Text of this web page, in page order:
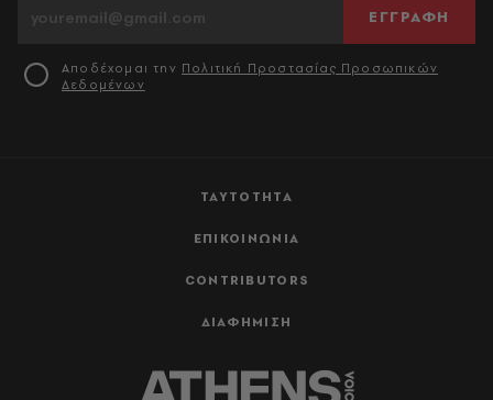
ΤΑΥΤΟΤΗΤΑ
ΕΠΙΚΟΙΝΩΝΙΑ
CONTRIBUTORS
ΔΙΑΦΗΜΙΣΗ
ΕΓΓΡΑΦΗ
Αποδέχομαι την Πολιτική Προστασίας Προσωπικών
Δεδομένων